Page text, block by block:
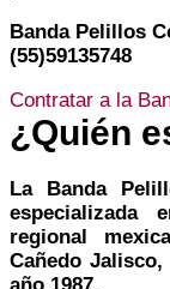
Banda Pelillos
(55)59135748
Contratar a la
¿Quién
La Banda
especializada
regional
Cañedo
año 1987.